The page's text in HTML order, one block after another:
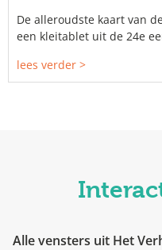
De alleroudste kaart van
een kleitablet uit de 24e
lees verder >
Alle vensters uit Het